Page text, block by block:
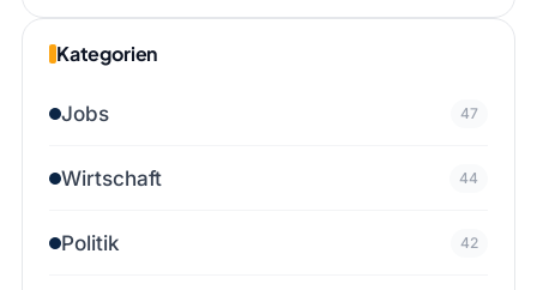
Kategorien
Jobs 47
Wirtschaft 44
Politik 42